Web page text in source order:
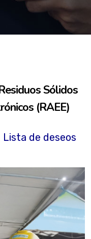
Sólidos
(RAEE)
Lista de deseos